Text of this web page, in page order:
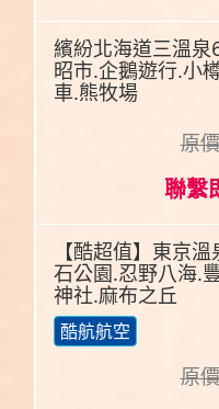
繽紛北海道三溫泉
昭市.企鵝遊行.小
車.熊牧場
原
聯繫
【酷超值】東京
石公園.忍野八海.
神社.麻布之丘
酷航航空
原